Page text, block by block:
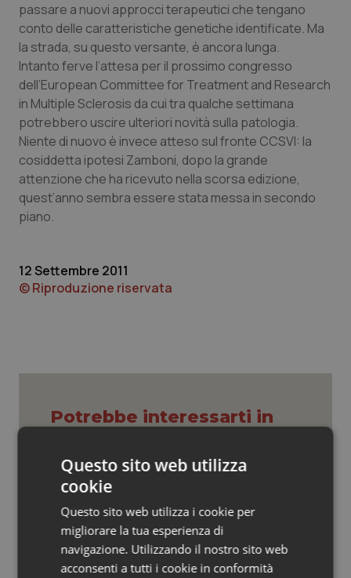
Puglia
Sardegna
Sicilia
Toscana
Umbria
Veneto
Malattie rare
Malattia di Crohn & Rettocolite Ulcerosa
Neuroscienze & patologie neurodegenerative
Obesità
Oftalmologia
Oncoematologia
Quotidiano Chirurgia
Quotidiano Oncologia
Quotidiano Pediatria
Rene & patologie urogenitali
passare a nuovi approcci terapeutici che tengano
conto delle caratteristiche genetiche identificate. Ma
la strada, su questo versante, è ancora lunga.
Intanto ferve l’attesa per il prossimo congresso
dell’European Committee for Treatment and Research
in Multiple Sclerosis da cui tra qualche settimana
potrebbero uscire ulteriori novità sulla patologia.
Niente di nuovo è invece atteso sul fronte CCSVI: la
cosiddetta ipotesi Zamboni, dopo la grande
attenzione che ha ricevuto nella scorsa edizione,
quest’anno sembra essere stata messa in secondo
piano.
12 Settembre 2011
© Riproduzione riservata
Potrebbe interessarti in
Ebola in Congo. Oms e Africa Cdc:
“Epidemia più veloce della risposta”.
Quasi 4mila casi e 1.801 morti
West Nile. D’Alterio (Rete IZS):
Questo sito web utilizza
cookie
Questo sito web utilizza i cookie per
migliorare la tua esperienza di
navigazione. Utilizzando il nostro sito web
acconsenti a tutti i cookie in conformità